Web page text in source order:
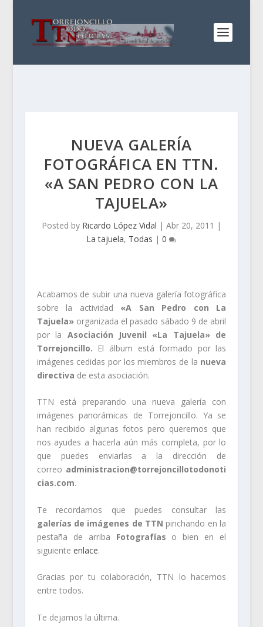
NUEVA GALERÍA
FOTOGRÁFICA EN TTN.
«A SAN PEDRO CON LA
TAJUELA»
Posted by Ricardo López Vidal | Abr 20, 2011 |
La tajuela, Todas |0
Acabamos de subir una nueva galería fotográfica
sobre la actividad «A San Pedro con La
Tajuela»organizada el pasado sábado 9 de abril
por la Asociación Juvenil «La Tajuela» de
Torrejoncillo. El álbum está formado por las
imágenes cedidas por los miembros de la nueva
directiva de esta asociación.
TTN está preparando una nueva galería con
imágenes panorámicas de Torrejoncillo. Ya se
han recibido algunas fotos pero queremos que
nos ayudes a hacerla aún más completa, por lo
que puedes enviarlas a la dirección de
correo administracion@torrejoncillotodonoti
cias.com.
Te recordamos que puedes consultar las
galerías de imágenes de TTN pinchando en la
pestaña de arriba Fotografías o bien en el
siguiente enlace.
Gracias por tu colaboración, TTN lo hacemos
entre todos.
Te dejamos la última.